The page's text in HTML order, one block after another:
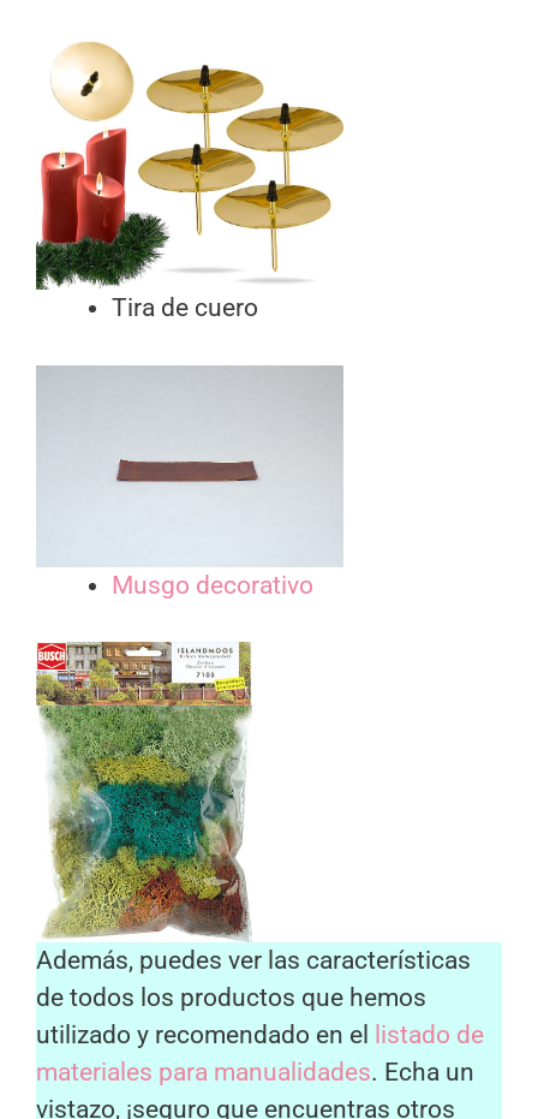
Tira de cuero
Musgo decorativo
Además, puedes ver las características
de todos los productos que hemos
utilizado y recomendado en el
listado de
materiales para manualidades. Echa un
vistazo, ¡seguro que encuentras otros